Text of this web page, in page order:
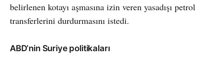
belirlenen kotayı aşmasına izin veren yasadışı petrol
transferlerini durdurmasını istedi.
ABD’nin Suriye politikaları